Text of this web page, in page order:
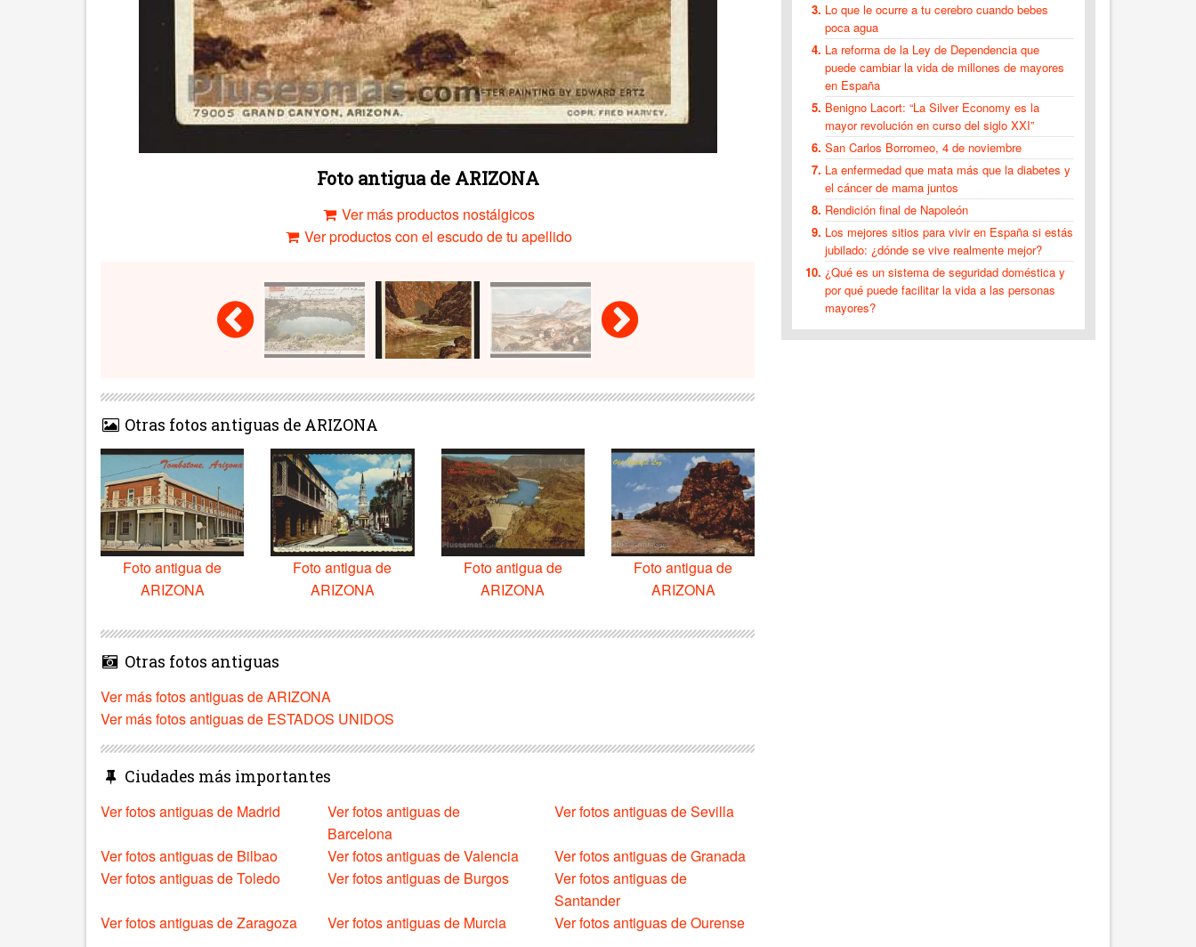
Foto antigua de ARIZONA
Ver más productos nostálgicos
Ver productos con el escudo de tu apellido
Otras fotos antiguas de ARIZONA
Foto antigua de
ARIZONA
Foto antigua de
ARIZONA
Foto antigua de
ARIZONA
Foto antigua de
ARIZONA
Otras fotos antiguas
Ver más fotos antiguas de ARIZONA
Ver más fotos antiguas de ESTADOS UNIDOS
Ciudades más importantes
Ver fotos antiguas de Madrid
Ver fotos antiguas de
Barcelona
Ver fotos antiguas de Sevilla
Ver fotos antiguas de Bilbao Ver fotos antiguas de Valencia
Ver fotos antiguas de Granada
Ver fotos antiguas de Toledo
Ver fotos antiguas de Burgos
Ver fotos antiguas de
Santander
Ver fotos antiguas de Zaragoza
Ver fotos antiguas de Murcia Ver fotos antiguas de Ourense
Lo que le ocurre a tu cerebro cuando bebes
poca agua
La reforma de la Ley de Dependencia que
puede cambiar la vida de millones de mayores
en España
Benigno Lacort: “La Silver Economy es la
mayor revolución en curso del siglo XXI”
San Carlos Borromeo, 4 de noviembre
La enfermedad que mata más que la diabetes y
el cáncer de mama juntos
Rendición final de Napoleón
Los mejores sitios para vivir en España si estás
jubilado: ¿dónde se vive realmente mejor?
¿Qué es un sistema de seguridad doméstica y
por qué puede facilitar la vida a las personas
mayores?